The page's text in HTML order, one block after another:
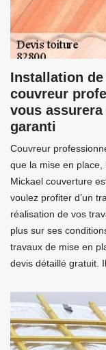
Installation
couvreur
vous
garanti
Couvreur
que la mise en place,
Mickael couverture
voulez profiter d’un
réalisation de vos
plus sur ses
travaux de mise en
devis détaillé gratuit.